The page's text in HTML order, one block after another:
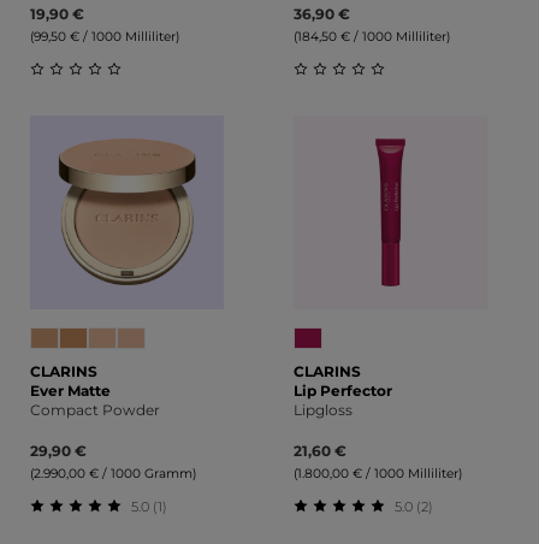
19,90 €
(99,50 € / 1000 Milliliter)
36,90 €
(184,50 € / 1000 Milliliter)
CLARINS
Ever Matte
Compact Powder
29,90 €
(2.990,00 € / 1000 Gramm)
5.0 (1)
CLARINS
Lip Perfector
Lipgloss
21,60 €
(1.800,00 € / 1000 Milliliter)
5.0 (2)